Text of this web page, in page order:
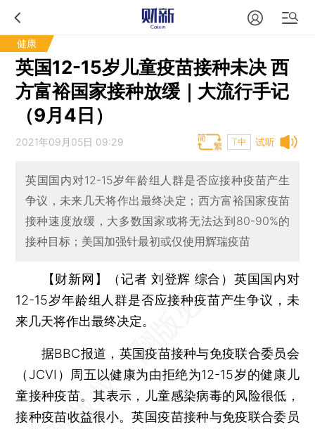
健康
英国12-15岁儿童疫苗接种未决 西
方富裕国家接种放缓｜大流行手记
（9月4日）
试听
2021年09月05日 09:29 T中
英国国内对12-15岁年龄组人群是否应接种疫苗产生
争议，未来几天将作出最终决定；西方富裕国家疫苗
接种速度放缓，大多数国家或将无法达到80-90%的
接种目标；美国加强针最初或仅使用辉瑞疫苗
【财新网】（记者 刘登辉 综合） 英国国内对
12-15岁年龄组人群是否应接种疫苗产生争议，未
来几天将作出最终决定。
据BBC报道，英国疫苗接种与免疫联合委员会
（JCVI）周五以健康为由拒绝为12-15岁的健康儿
童接种疫苗。其表示，儿童感染病毒的风险很低，
接种疫苗收益很小。英国疫苗接种与免疫联合委员